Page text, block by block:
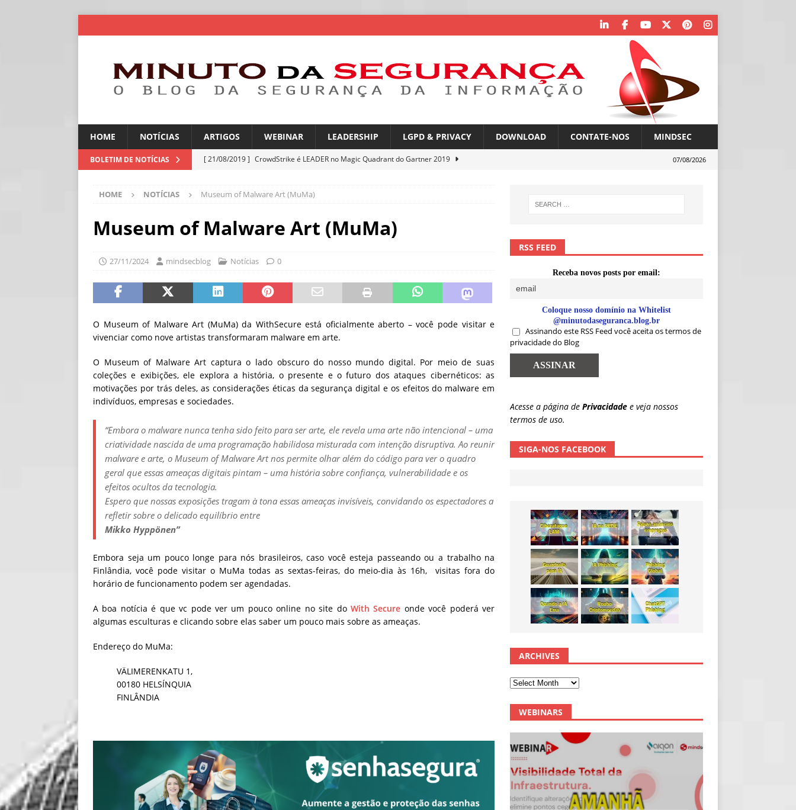
HOME NOTÍCIAS ARTIGOS WEBINAR LEADERSHIP LGPD & PRIVACY DOWNLOAD CONTATE-NOS MINDSEC
BOLETIM DE NOTÍCIAS [ 21/08/2019 ] CrowdStrike é LEADER no Magic Quadrant do Gartner 2019
[ 06/08/2026 ] América Latina é a segunda região mais exposta a ciberameaças
industriais
IA amplia desafio de segurança e governança nas redes corporativas
NOTÍCIAS
NOTÍCIAS
[ 06/08/2026 ]
Sem guardrails, a autonomia da IA se torna um risco
NOTÍCIAS
[ 06/08/2026 ] IA eleva taxa de sucesso de phishing para 54%
07/08/2026
HOME NOTÍCIAS Museum of Malware Art (MuMa)
Museum of Malware Art (MuMa)
27/11/2024 mindsecblog Notícias 0
O Museum of Malware Art (MuMa) da WithSecure está oficialmente aberto – você pode visitar e
vivenciar como nove artistas transformaram malware em arte.
O Museum of Malware Art captura o lado obscuro do nosso mundo digital. Por meio de suas
coleções e exibições, ele explora a história, o presente e o futuro dos ataques cibernéticos: as
motivações por trás deles, as considerações éticas da segurança digital e os efeitos do malware em
indivíduos, empresas e sociedades.
“Embora o malware nunca tenha sido feito para ser arte, ele revela uma arte não intencional – uma
criatividade nascida de uma programação habilidosa misturada com intenção disruptiva. Ao reunir
malware e arte, o Museum of Malware Art nos permite olhar além do código para ver o quadro
geral que essas ameaças digitais pintam – uma história sobre confiança, vulnerabilidade e os
efeitos ocultos da tecnologia.
Espero que nossas exposições tragam à tona essas ameaças invisíveis, convidando os espectadores a
refletir sobre o delicado equilíbrio entre
Mikko Hyppönen”
Embora seja um pouco longe para nós brasileiros, caso você esteja passeando ou a trabalho na
Finlândia, você pode visitar o MuMa todas as sextas-feiras, do meio-dia às 16h, visitas fora do
horário de funcionamento podem ser agendadas.
A boa notícia é que vc pode ver um pouco online no site do With Secure onde você poderá ver
algumas esculturas e clicando sobre elas saber um pouco mais sobre as ameaças.
Endereço do MuMa:
VÄLIMERENKATU 1,
00180 HELSÍNQUIA
FINLÂNDIA
RSS FEED
Receba novos posts por email:
Coloque nosso domínio na Whitelist
@minutodaseguranca.blog.br
Assinando este RSS Feed você aceita os termos de
privacidade do Blog
Acesse a página de Privacidade e veja nossos
termos de uso.
SIGA-NOS FACEBOOK
ARCHIVES
WEBINARS